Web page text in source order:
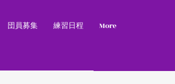
団員募集 練習日程 More